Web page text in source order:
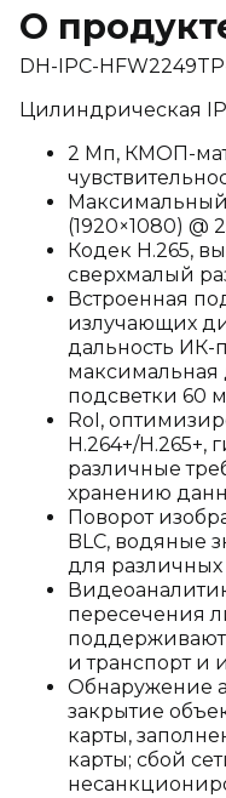
О
DH-IPC-
Цилиндрическая
2 Мп, КМОП-
(1920×1080) @
Кодек H.265,
сверхмалый
Встроенная
излучающих
дальность ИК-
максимальная
подсветки 60 м
RoI,
H.264+/H.265+,
различные
хранению
Поворот
BLC, водяные
для
пересечения
и транспорт и
Обнаружение
закрытие
карты,
карты; сбой